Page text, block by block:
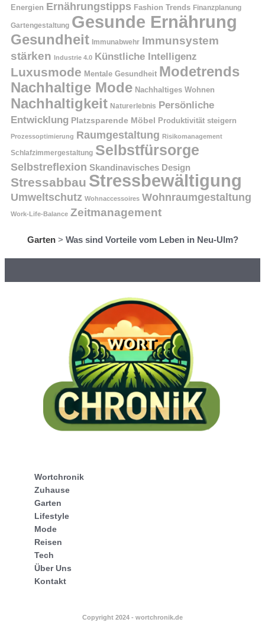
Energien Ernährungstipps Fashion Trends Finanzplanung
Gartengestaltung Gesunde Ernährung
Gesundheit Immunabwehr Immunsystem
stärken Industrie 4.0 Künstliche Intelligenz
Luxusmode Mentale Gesundheit Modetrends
Nachhaltige Mode Nachhaltiges Wohnen
Nachhaltigkeit Naturerlebnis Persönliche
Entwicklung Platzsparende Möbel Produktivität steigern
Prozessoptimierung Raumgestaltung Risikomanagement
Schlafzimmergestaltung Selbstfürsorge
Selbstreflexion Skandinavisches Design
Stressabbau Stressbewältigung
Umweltschutz Wohnaccessoires Wohnraumgestaltung
Work-Life-Balance Zeitmanagement
Garten> Was sind Vorteile vom Leben in Neu-Ulm?
Wortchronik
Zuhause
Garten
Lifestyle
Mode
Reisen
Tech
Über Uns
Kontakt
Copyright 2024 - wortchronik.de